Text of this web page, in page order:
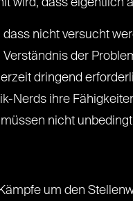
wird, dass eigentlich
nicht versucht
der
dringend
Nerds ihre
nicht
um den